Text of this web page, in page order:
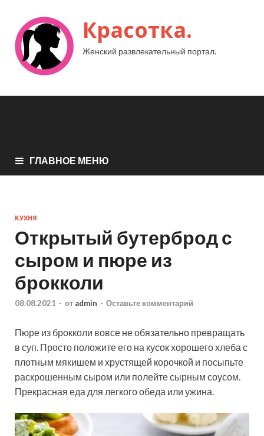
Красотка.
Женский развлекательный портал.
ГЛАВНОЕ МЕНЮ
КУХНЯ
Открытый бутерброд с
сыром и пюре из
брокколи
08.08.2021 - от admin - Оставьте комментарий
Пюре из брокколи вовсе не обязательно превращать
в суп. Просто положите его на кусок хорошего хлеба с
плотным мякишем и хрустящей корочкой и посыпьте
раскрошенным сыром или полейте сырным соусом.
Прекрасная еда для легкого обеда или ужина.